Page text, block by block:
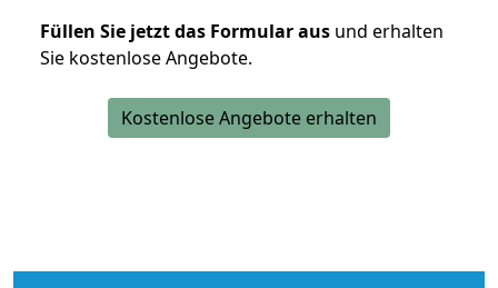
Füllen Sie jetzt das Formular aus und erhalten
Sie kostenlose Angebote.
Kostenlose Angebote erhalten